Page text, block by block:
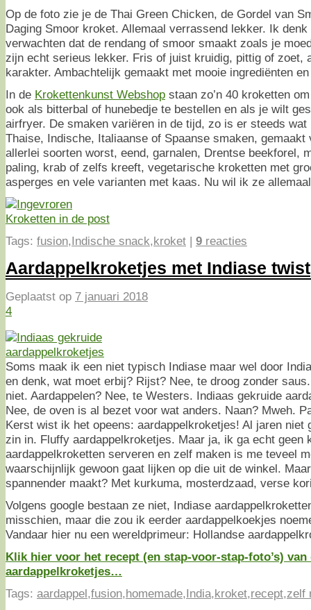
Op de foto zie je de Thai Green Chicken, de Gordel van
Daging Smoor kroket. Allemaal verrassend lekker. Ik
verwachten dat de rendang of smoor smaakt zoals je
zijn echt serieus lekker. Fris of juist kruidig, pittig of zoet,
karakter. Ambachtelijk gemaakt met mooie ingrediënten
In de Krokettenkunst Webshop staan zo’n 40 kroketten
ook als bitterbal of hunebedje te bestellen en als je wilt
airfryer. De smaken variëren in de tijd, zo is er steeds
Thaise, Indische, Italiaanse of Spaanse smaken, gemaakt
allerlei soorten worst, eend, garnalen, Drentse beekforel,
paling, krab of zelfs kreeft, vegetarische kroketten met
asperges en vele varianten met kaas. Nu wil ik ze
Tags: fusion,Indische snack,kroket | 9 reacties
Aardappelkroketjes met Indiase twist
Geplaatst op 7 januari 2018
4
Soms maak ik een niet typisch Indiase maar wel door
en denk, wat moet erbij? Rijst? Nee, te droog zonder
niet. Aardappelen? Nee, te Westers. Indiaas gekruide
Nee, de oven is al bezet voor wat anders. Naan? Mweh.
Kerst wist ik het opeens: aardappelkroketjes! Al jaren niet
zin in. Fluffy aardappelkroketjes. Maar ja, ik ga echt geen
aardappelkroketten serveren en zelf maken is me teveel
waarschijnlijk gewoon gaat lijken op die uit de winkel.
spannender maakt? Met kurkuma, mosterdzaad, verse
Volgens google bestaan ze niet, Indiase
misschien, maar die zou ik eerder aardappelkoekjes
Vandaar hier nu een wereldprimeur: Hollandse
Klik hier voor het recept (en stap-voor-stap-foto’s) van
aardappelkroketjes…
Tags: aardappel,fusion,homemade,India,kroket,recept,zelf